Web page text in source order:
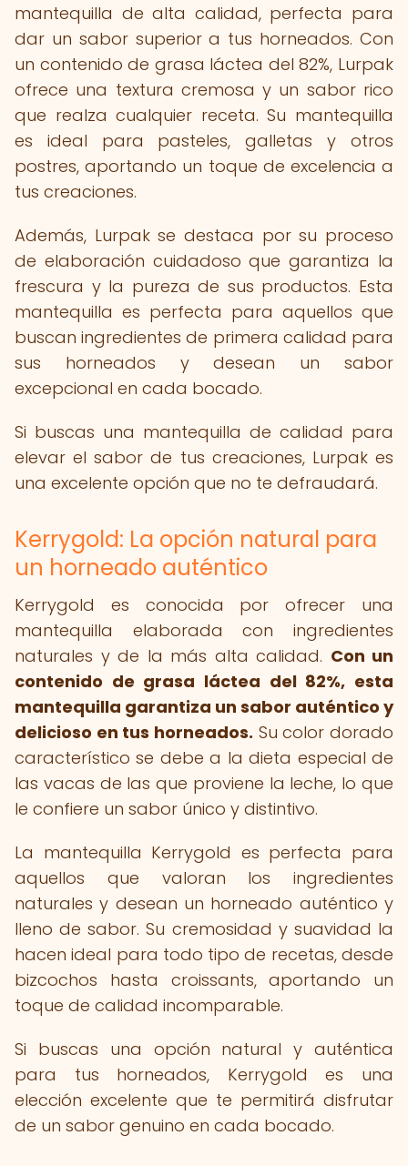
mantequilla de alta calidad, perfecta para
dar un sabor superior a tus horneados. Con
un contenido de grasa láctea del 82%, Lurpak
ofrece una textura cremosa y un sabor rico
que realza cualquier receta. Su mantequilla
es ideal para pasteles, galletas y otros
postres, aportando un toque de excelencia a
tus creaciones.
Además, Lurpak se destaca por su proceso
de elaboración cuidadoso que garantiza la
frescura y la pureza de sus productos. Esta
mantequilla es perfecta para aquellos que
buscan ingredientes de primera calidad para
sus horneados y desean un sabor
excepcional en cada bocado.
Si buscas una mantequilla de calidad para
elevar el sabor de tus creaciones, Lurpak es
una excelente opción que no te defraudará.
Kerrygold: La opción natural para
un horneado auténtico
Kerrygold es conocida por ofrecer una
mantequilla elaborada con ingredientes
naturales y de la más alta calidad. Con un
contenido de grasa láctea del 82%, esta
mantequilla garantiza un sabor auténtico y
delicioso en tus horneados. Su color dorado
característico se debe a la dieta especial de
las vacas de las que proviene la leche, lo que
le confiere un sabor único y distintivo.
La mantequilla Kerrygold es perfecta para
aquellos que valoran los ingredientes
naturales y desean un horneado auténtico y
lleno de sabor. Su cremosidad y suavidad la
hacen ideal para todo tipo de recetas, desde
bizcochos hasta croissants, aportando un
toque de calidad incomparable.
Si buscas una opción natural y auténtica
para tus horneados, Kerrygold es una
elección excelente que te permitirá disfrutar
de un sabor genuino en cada bocado.